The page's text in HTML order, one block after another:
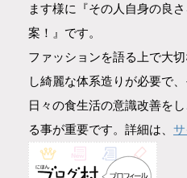
ます様に『その人自身の良
案！』です。
ファッションを語る上で大
し綺麗な体系造りが必要で
日々の食生活の意識改善を
る事が重要です。詳細は、